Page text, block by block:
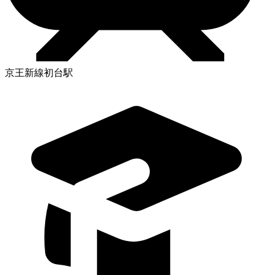
京王新線初台駅